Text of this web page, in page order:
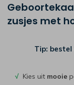
zusjes met
Tip:
√ Kies uit mooie